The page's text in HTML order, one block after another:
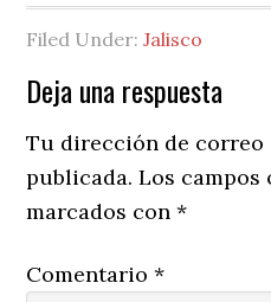
Filed Under:Jalisco
Reader
Interactions
Deja una respuesta
Tu dirección de
publicada. Los
marcados con*
Comentario*